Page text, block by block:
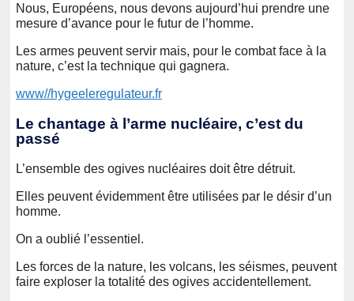
Nous, Européens, nous devons aujourd’hui prendre une
mesure d’avance pour le futur de l’homme.
Les armes peuvent servir mais, pour le combat face à la
nature, c’est la technique qui gagnera.
www//hygeeleregulateur.fr
Le chantage à l’arme nucléaire, c’est du
passé
L’ensemble des ogives nucléaires doit être détruit.
Elles peuvent évidemment être utilisées par le désir d’un
homme.
On a oublié l’essentiel.
Les forces de la nature, les volcans, les séismes, peuvent
faire exploser la totalité des ogives accidentellement.